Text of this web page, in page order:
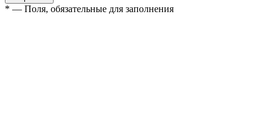
* — Поля, обязательные для заполнения